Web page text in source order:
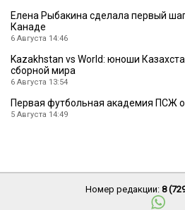
Елена Рыбакина сделала первый
Канаде
6 Августа 14:46
Kazakhstan vs World: юноши
сборной мира
6 Августа 13:54
Первая футбольная академия ПСЖ
5 Августа 14:49
Номер редакции: 8